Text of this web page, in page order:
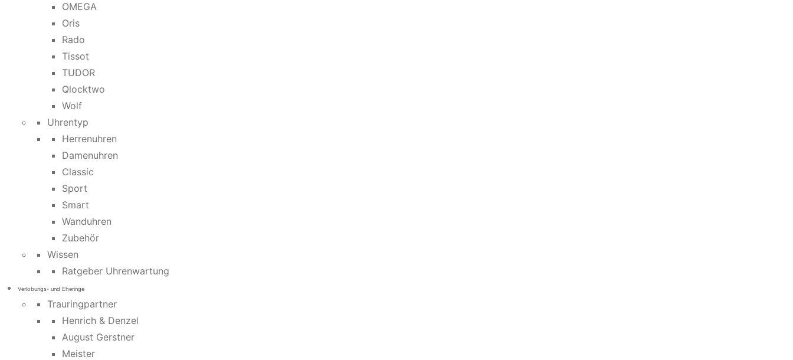
OMEGA
Oris
Rado
Tissot
TUDOR
Qlocktwo
Wolf
Uhrentyp
Herrenuhren
Damenuhren
Classic
Sport
Smart
Wanduhren
Zubehör
Wissen
Ratgeber Uhrenwartung
Verlobungs- und Eheringe
Trauringpartner
Henrich & Denzel
August Gerstner
Meister